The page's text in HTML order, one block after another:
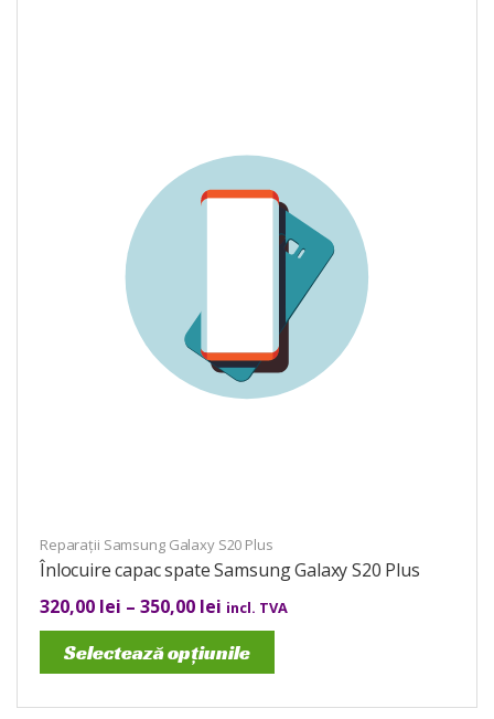
Reparații Samsung Galaxy S20 Plus
Înlocuire capac spate Samsung Galaxy S20 Plus
320,00 lei – 350,00 lei incl. TVA
Selectează opțiunile